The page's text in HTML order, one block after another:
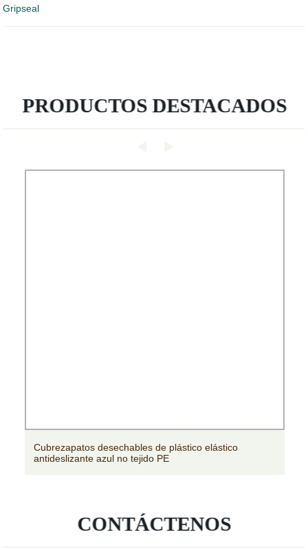
Gripseal
PRODUCTOS DESTACADOS
Cubrezapatos desechables de plástico elástico
antideslizante azul no tejido PE
CONTÁCTENOS